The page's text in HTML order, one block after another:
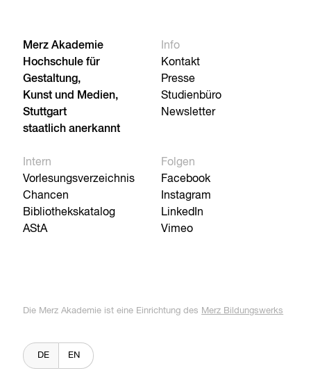
Merz Akademie
Hochschule für
Gestaltung,
Kunst und Medien,
Stuttgart
staatlich anerkannt
Info
Kontakt
Presse
Studienbüro
Newsletter
Intern
Vorlesungsverzeichnis
Chancen
Bibliothekskatalog
AStA
Folgen
Facebook
Instagram
LinkedIn
Vimeo
Die Merz Akademie ist eine Einrichtung des Merz Bildungswerks
DE EN